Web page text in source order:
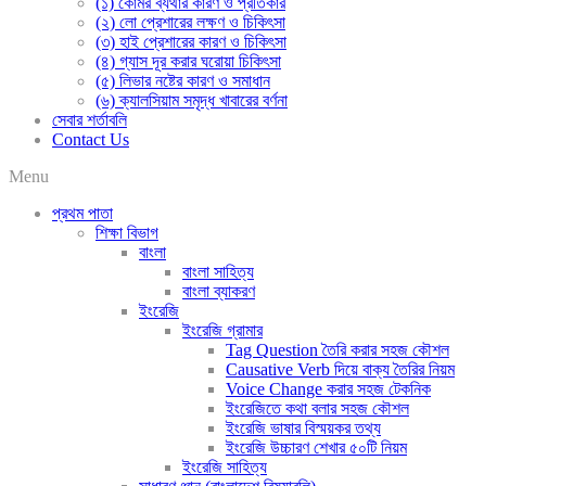
(২) লো প্রেশারের লক্ষণ ও চিকিৎসা
(৩) হাই প্রেশারের কারণ ও চিকিৎসা
(৪) গ্যাস দূর করার ঘরোয়া চিকিৎসা
(৫) লিভার নষ্টের কারণ ও সমাধান
(৬) ক্যালসিয়াম সমৃদ্ধ খাবারের বর্ণনা
সেবার শর্তাবলি
Contact Us
Menu
প্রথম পাতা
শিক্ষা বিভাগ
বাংলা
বাংলা সাহিত্য
বাংলা ব্যাকরণ
ইংরেজি
ইংরেজি গ্রামার
Tag Question তৈরি করার সহজ কৌশল
Causative Verb দিয়ে বাক্য তৈরির নিয়ম
Voice Change করার সহজ টেকনিক
ইংরেজিতে কথা বলার সহজ কৌশল
ইংরেজি ভাষার বিস্ময়কর তথ্য
ইংরেজি উচ্চারণ শেখার ৫০টি নিয়ম
ইংরেজি সাহিত্য